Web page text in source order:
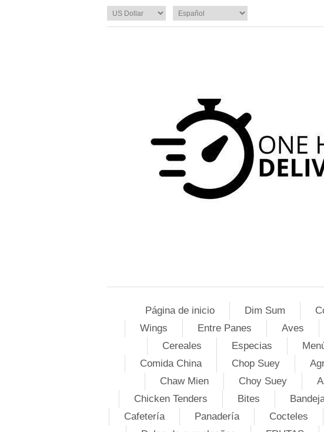
Página de inicio Dim Sum
Wings
Entre Panes Aves
Cereales
Especias
Comida China
Chop Suey
Chaw Mien
Choy Suey
Chicken Tenders
Bites
Cafetería
Panadería Cocteles